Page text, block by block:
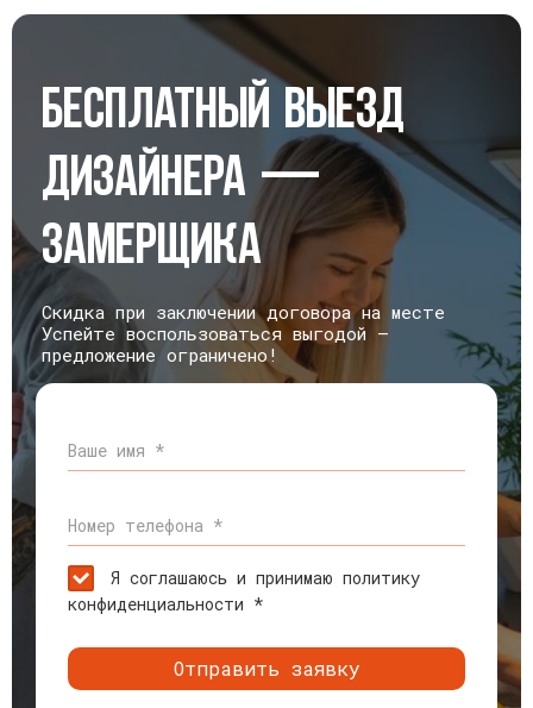
Бесплатный выезд
дизайнера —
замерщика
Скидка при заключении договора на месте
Успейте воспользоваться выгодой —
предложение ограничено!
Ваше имя *
Номер телефона *
Я соглашаюсь и принимаю политику
конфиденциальности *
Отправить заявку